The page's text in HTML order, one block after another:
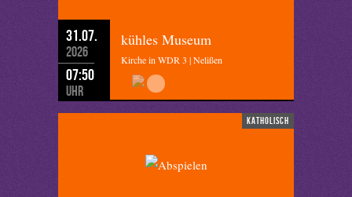
31.07.
2026
07:50
Uhr
kühles Museum
Kirche in WDR 3 | Nelißen
katholisch